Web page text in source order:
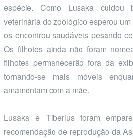
espécie. Como Lusaka cuidou
veterinária do zoológico esperou
os encontrou saudáveis pesando
Os filhotes ainda não foram
filhotes permanecerão fora da
tornando-se mais móveis
amamentam com a mãe.
Lusaka e Tiberius foram
recomendação de reprodução da